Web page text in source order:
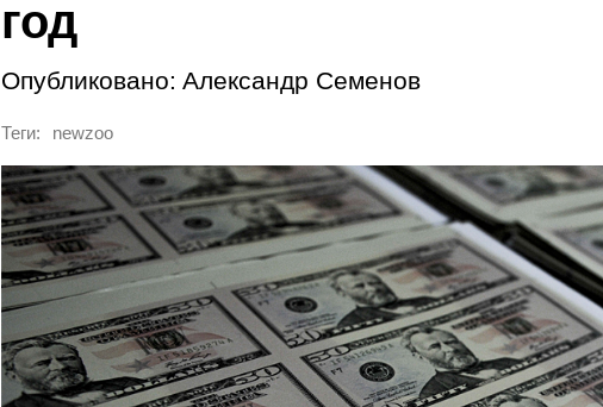
год
Опубликовано: Александр Семенов
Теги: newzoo